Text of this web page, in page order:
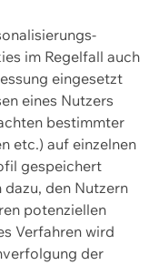
im Regelfall auch
eingesetzt
eines Nutzers
bestimmter
etc.) auf einzelnen
gespeichert
den Nutzern
potenziellen
Verfahren wird
der